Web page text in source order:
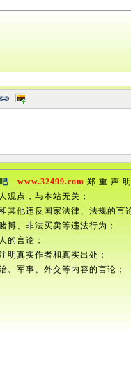
www.32499.com 郑 重 声 明
观点，与本站无关；
其他违反国家法律、法规的言
博、非法买卖等违法行为；
的言论；
明真实作者和真实出处；
、军事、外交等内容的言论；